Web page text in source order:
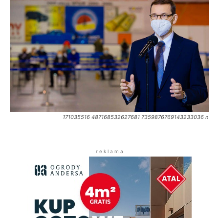
171035516 487168532627681 7359876769143233036 n
r e k l a m a